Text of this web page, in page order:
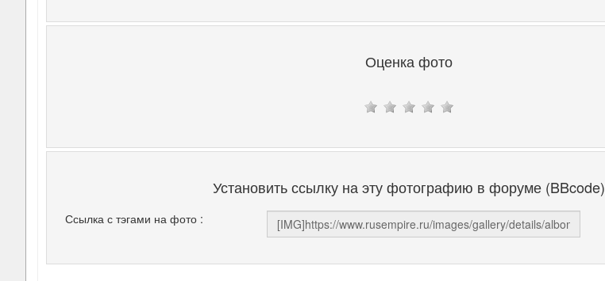
Оценка фото
Установить ссылку на эту фотографию в форуме (BBcode)
Ссылка с тэгами на фото :